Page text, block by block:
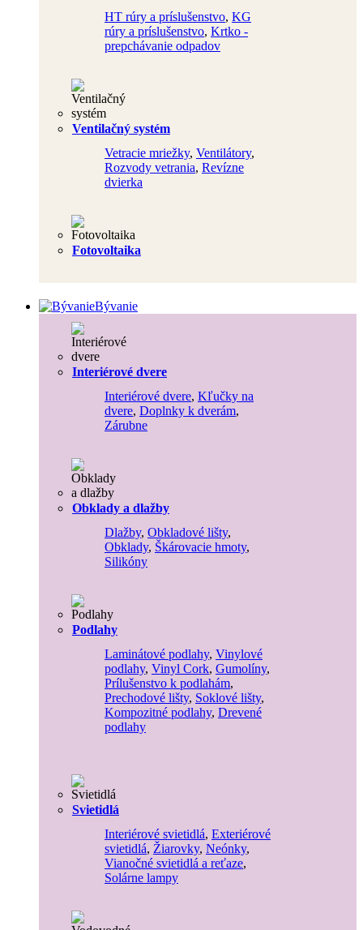
HT rúry a príslušenstvo, KG
rúry a príslušenstvo, Krtko -
prepchávanie odpadov
Ventilačný systém
Vetracie mriežky, Ventilátory,
Rozvody vetrania, Revízne
dvierka
Fotovoltaika
Bývanie
Interiérové dvere
Interiérové dvere, Kľučky na
dvere, Doplnky k dverám,
Zárubne
Obklady a dlažby
Dlažby, Obkladové lišty,
Obklady, Škárovacie hmoty,
Silikóny
Podlahy
Laminátové podlahy, Vinylové
podlahy, Vinyl Cork, Gumolíny,
Prílušenstvo k podlahám,
Prechodové lišty, Soklové lišty,
Kompozitné podlahy, Drevené
podlahy
Svietidlá
Interiérové svietidlá, Exteriérové
svietidlá, Žiarovky, Neónky,
Vianočné svietidlá a reťaze,
Solárne lampy